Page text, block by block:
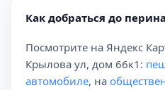
Как добраться до
Посмотрите на Яндекс
Крылова ул, дом 66к1:
автомобиле, на